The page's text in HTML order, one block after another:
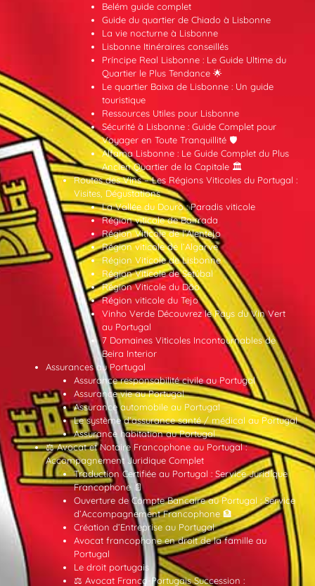
Belém guide complet
Guide du quartier de Chiado à Lisbonne
La vie nocturne à Lisbonne
Lisbonne Itinéraires conseillés
Príncipe Real Lisbonne : Le Guide Ultime du
Quartier le Plus Tendance 🌟
Le quartier Baixa de Lisbonne : Un guide
touristique
Ressources Utiles pour Lisbonne
Sécurité à Lisbonne : Guide Complet pour
Voyager en Toute Tranquillité 🛡️
Alfama Lisbonne : Le Guide Complet du Plus
Ancien Quartier de la Capitale 🏛️
Routes des Vins – Les Régions Viticoles du Portugal :
Visites, Dégustations
La Vallée du Douro : Paradis viticole
Région viticole de Bairrada
Région Viticole de l’Alentejo
Région viticole de l’Algarve
Région Viticole de Lisbonne
Région Viticole de Setúbal
Région Viticole du Dão
Région viticole du Tejo
Vinho Verde Découvrez le Pays du Vin Vert
au Portugal
7 Domaines Viticoles Incontournables de
Beira Interior
Assurances au Portugal
Assurance responsabilité civile au Portugal
Assurance vie au Portugal
Assurance automobile au Portugal
Le système d’assurance santé / médical au Portugal
Assurance habitation au Portugal
⚖️ Avocat et Notaire Francophone au Portugal :
Accompagnement Juridique Complet
Traduction Certifiée au Portugal : Service Juridique
Francophone 📄
Ouverture de Compte Bancaire au Portugal : Service
d’Accompagnement Francophone 🏦
Création d’Entreprise au Portugal
Avocat francophone en droit de la famille au
Portugal
Le droit portugais
⚖️ Avocat Franco-Portugais Succession :